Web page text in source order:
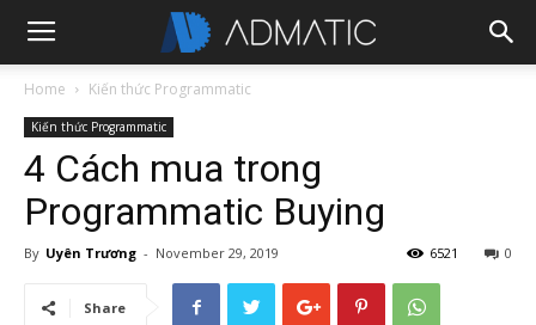
Home Kiến thức Programmatic
Kiến thức Programmatic
4 Cách mua trong
Programmatic Buying
By Uyên Trương - November 29, 2019 0
6521
Share